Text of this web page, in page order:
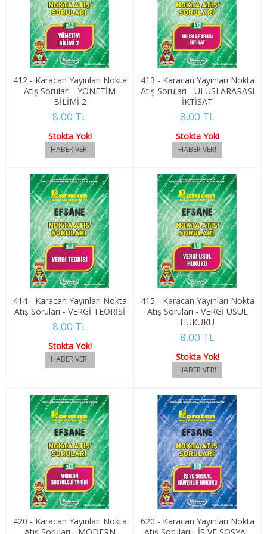
2. SINIF 3. YARIYIL BÜRO YÖN.
2. SINIF 4. YARIYIL BÜRO YÖN.
ÇAĞRI MERKEZİ HİZMETLERİ
1. SINIF 1. YARIYIL ÇAĞ. MERK. HİZ.
1. SINIF 2. YARIYIL ÇAĞ. MERK. HİZ.
2. SINIF 3. YARIYIL ÇAĞ. MERK. HİZ.
2. SINIF 4. YARIYIL ÇAĞ. MERK. HİZ.
ÇOCUK GELİŞİMİ
1. SINIF 1. YARIYIL ÇOCUK GELİŞ.
1. SINIF 2. YARIYIL ÇOCUK GELİŞ.
2. SINIF 3. YARIYIL ÇOCUK GELİŞ.
2. SINIF 4. YARIYIL ÇOCUK GELİŞ.
DENİZ KUV. MESLEK EĞİT.
1. SINIF 2. YARIYIL DENİZ KUV.MES.
2. SINIF 3. YARIYIL DENİZ KUV.MES.
2. SINIF 4. YARIYIL DENİZ KUV.MES.
DIŞ TİCARET
1. SINIF 1. YARIYIL DIŞ TİC.
412 - Karacan Yayınları Nokta
Atış Soruları - YÖNETİM
BİLİMİ 2
8.00 TL
Stokta Yok!
413 - Karacan Yayınları Nokta
Atış Soruları - ULUSLARARASI
İKTİSAT
8.00 TL
Stokta Yok!
414 - Karacan Yayınları Nokta
Atış Soruları - VERGİ TEORİSİ
8.00 TL
Stokta Yok!
415 - Karacan Yayınları Nokta
Atış Soruları - VERGİ USUL
HUKUKU
8.00 TL
Stokta Yok!
420 - Karacan Yayınları Nokta
620 - Karacan Yayınları Nokta